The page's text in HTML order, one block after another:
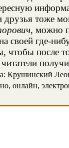
тоже
, можно
своей где-
чтобы после
Крушинский
онлайн,